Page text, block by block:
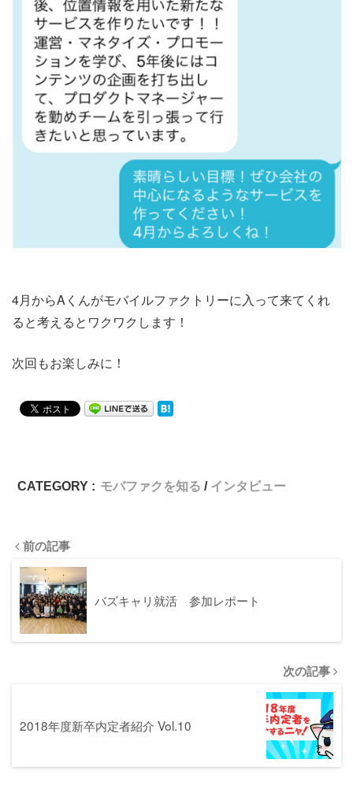
4月からAくんがモバイルファクトリーに入って来てくれ
ると考えるとワクワクします！
次回もお楽しみに！
CATEGORY : モバファクを知る インタビュー
前の記事
バズキャリ就活 参加レポート
次の記事
2018年度新卒内定者紹介 Vol.10